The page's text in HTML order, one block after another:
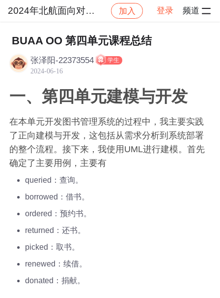
2024年北航面向对象设计与构造 加入 登录 频道
社区 2024年北航面向对象设计与构造
BUAA OO 第四单元课程总结
张泽阳-22373554 学生
2024-06-16
一、第四单元建模与开发
在本单元开发图书管理系统的过程中，我主要实践
了正向建模与开发，这包括从需求分析到系统部署
的整个流程。接下来，我使用UML进行建模。首先
确定了主要用例，主要有
queried：查询。
borrowed：借书。
ordered：预约书。
returned：还书。
picked：取书。
renewed：续借。
donated：捐献。